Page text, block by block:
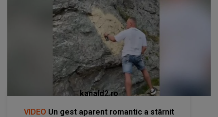
kanald2.ro
VIDEO Un gest aparent romantic a stârnit